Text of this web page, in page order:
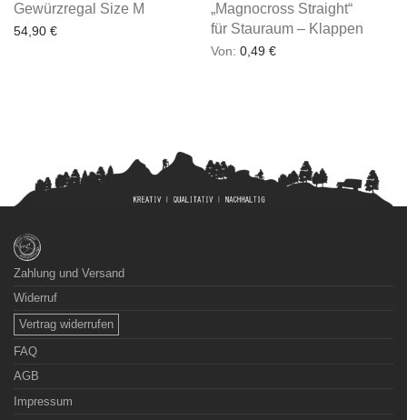
Gewürzregal Size M
54,90 €
„Magnocross Straight“
für Stauraum – Klappen
Von: 0,49 €
Zahlung und Versand
Widerruf
Vertrag widerrufen
FAQ
AGB
Impressum